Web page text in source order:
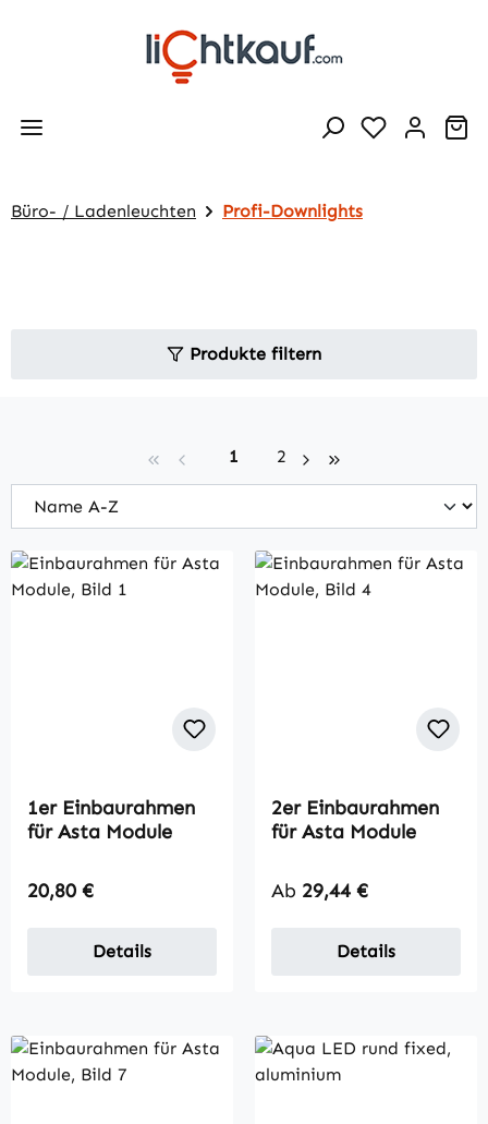
Zum Hauptinhalt springen
Büro- / Ladenleuchten Profi-Downlights
Produkte filtern
Seite
1 Seite
2
1er Einbaurahmen
für Asta Module
Regulärer Preis:
20,80 €
Details
2er Einbaurahmen
für Asta Module
Regulärer Preis:
Ab 29,44 €
Details